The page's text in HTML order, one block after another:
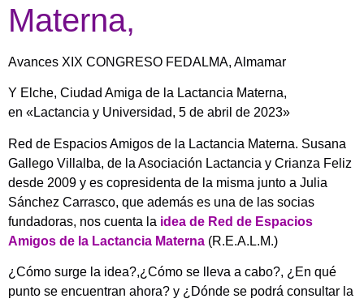
Materna,
Avances XIX CONGRESO FEDALMA, Almamar
Y Elche, Ciudad Amiga de la Lactancia Materna,
en «Lactancia y Universidad, 5 de abril de 2023»
Red de Espacios Amigos de la Lactancia Materna. Susana
Gallego Villalba, de la Asociación Lactancia y Crianza Feliz
desde 2009 y es copresidenta de la misma junto a Julia
Sánchez Carrasco, que además es una de las socias
fundadoras, nos cuenta la idea de Red de Espacios
Amigos de la Lactancia Materna (R.E.A.L.M.)
¿Cómo surge la idea?,¿Cómo se lleva a cabo?, ¿En qué
punto se encuentran ahora? y ¿Dónde se podrá consultar la